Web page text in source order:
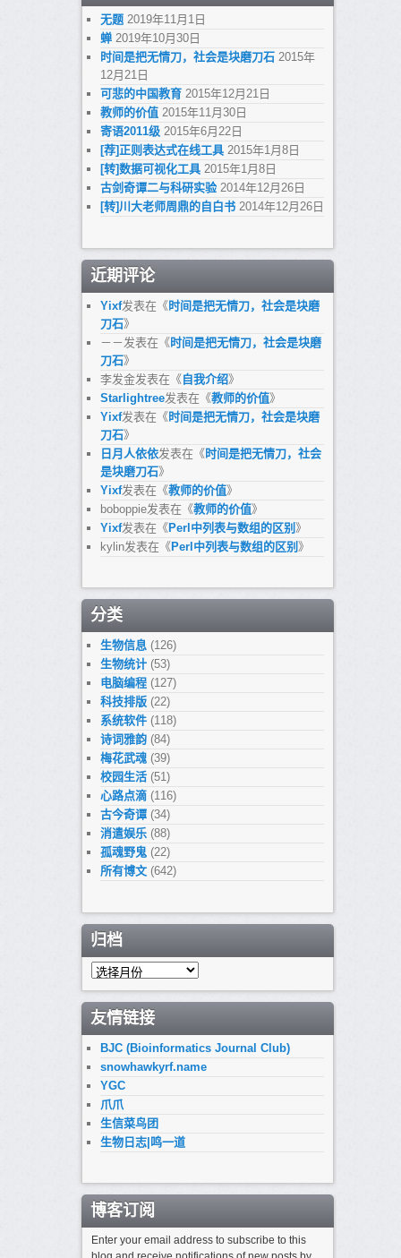
无题 2019年11月1日
蝉 2019年10月30日
时间是把无情刀，社会是块磨刀石 2015年
12月21日
可悲的中国教育 2015年12月21日
教师的价值 2015年11月30日
寄语2011级 2015年6月22日
[荐]正则表达式在线工具 2015年1月8日
[转]数据可视化工具 2015年1月8日
古剑奇谭二与科研实验 2014年12月26日
[转]川大老师周鼎的自白书 2014年12月26日
近期评论
Yixf发表在《 时间是把无情刀，社会是块磨
刀石》
－－发表在《 时间是把无情刀，社会是块磨
刀石》
李发金发表在《 自我介绍》
Starlightree发表在《教师的价值》
Yixf发表在《 时间是把无情刀，社会是块磨
刀石》
日月人依依发表在《 时间是把无情刀，社会
是块磨刀石》
Yixf发表在《教师的价值》
boboppie发表在《教师的价值》
Yixf发表在《 Perl中列表与数组的区别 》
kylin发表在《 Perl中列表与数组的区别 》
分类
生物信息(126)
生物统计(53)
电脑编程(127)
科技排版(22)
系统软件(118)
诗词雅韵(84)
梅花武魂(39)
校园生活(51)
心路点滴(116)
古今奇谭(34)
消遣娱乐(88)
孤魂野鬼(22)
所有博文(642)
归档
归
友情链接
BJC (Bioinformatics Journal Club)
snowhawkyrf.name
YGC
爪爪
生信菜鸟团
生物日志|鸣一道
博客订阅
Enter your email address to subscribe to this